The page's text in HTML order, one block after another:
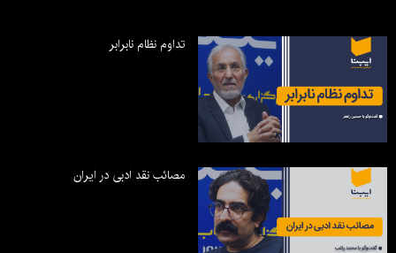
تداوم نظام نابرابر
مصائب نقد ادبی در ایران